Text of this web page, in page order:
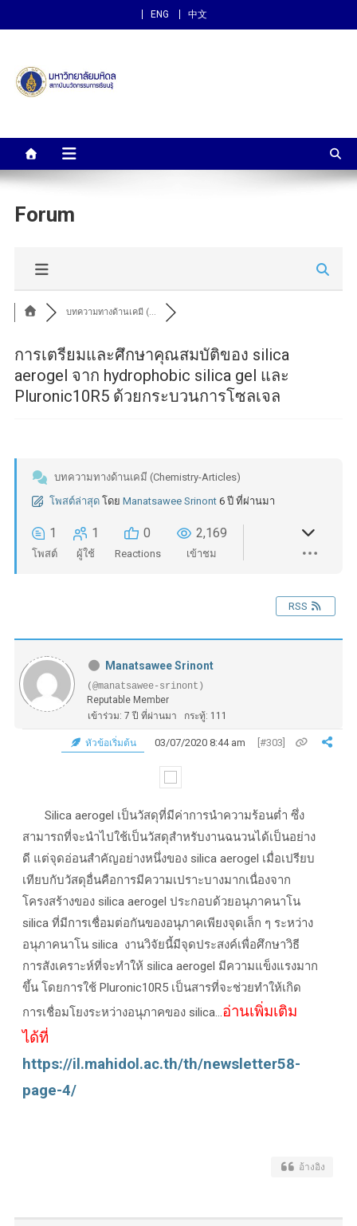
ENG 中文
สถาบันนวัตกรรมการเรียนรู้
Forum
บทความทางด้านเคมี (...
การเตรียมและศึกษาคุณสมบัติของ silica
aerogel จาก hydrophobic silica gel และ
Pluronic10R5 ด้วยกระบวนการโซลเจล
บทความทางด้านเคมี (Chemistry-Articles)
โพสต์ล่าสุด โดย Manatsawee Srinont 6 ปี ที่ผ่านมา
1
โพสต์
1
ผู้ใช้
0
Reactions
2,169
เข้าชม
RSS
Manatsawee Srinont
(@manatsawee-srinont)
Reputable Member
เข้าร่วม: 7 ปี ที่ผ่านมา
กระทู้: 111
หัวข้อเริ่มต้น 03/07/2020 8:44 am [#303]
Silica aerogel เป็นวัสดุที่มีค่าการนำความร้อนต่ำ ซึ่ง
สามารถที่จะนำไปใช้เป็นวัสดุสำหรับงานฉนวนได้เป็นอย่าง
ดี แต่จุดอ่อนสำคัญอย่างหนึ่งของ silica aerogel เมื่อเปรียบ
เทียบกับวัสดุอื่นคือการมีความเปราะบางมากเนื่องจาก
โครงสร้างของ silica aerogel ประกอบด้วยอนุภาคนาโน
silica ที่มีการเชื่อมต่อกันของอนุภาคเพียงจุดเล็ก ๆ ระหว่าง
อนุภาคนาโน silica งานวิจัยนี้มีจุดประสงค์เพื่อศึกษาวิธี
การสังเคราะห์ที่จะทำให้ silica aerogel มีความแข็งแรงมาก
ขึ้น โดยการใช้ Pluronic10R5 เป็นสารที่จะช่วยทำให้เกิด
การเชื่อมโยงระหว่างอนุภาคของ silica...อ่านเพิ่มเติม
ได้ที่
https://il.mahidol.ac.th/th/newsletter58-
page-4/
อ้างอิง